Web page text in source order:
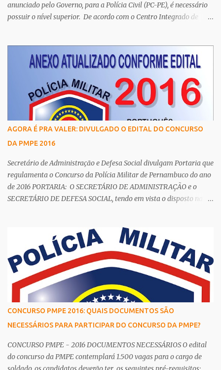
anunciado pelo Governo, para a Polícia Civil (PC-PE), é necessário
possuir o nível superior. De acordo com o Centro Integrado de
como de auxiliar de legista, auxiliar de perito, papiloscopista,
médico legista e perito criminal da Polícia Científica. Esta
AGORA É PRA VALER: DIVULGADO O EDITAL DO CONCURSO
DA PMPE 2016
Secretário de Administração e Defesa Social divulgam Portaria que
regulamenta o Concurso da Polícia Militar de Pernambuco do ano
de 2016 PORTARIA: O SECRETÁRIO DE ADMINISTRAÇÃO e o
SECRETÁRIO DE DEFESA SOCIAL, tendo em vista o disposto na Lei
de dezembro de 2015, da Câmara de Política de Pessoal – CPP, bem
como os termos da Lei nº 6.783, de 16 de outubro de 1974 (Estatuto
dos Policiais Militares do Estado de Pernambuco), da Lei 12.544de
30 de março de 2004 (Fixação de Efetivo da PMPE), da Lei
Complementar nº 108, de 14 de maio de 2008 (Ingresso nas
Corporações Militares do Estado), da Lei Complementar nº 320, de
23 de dezembro de 2015,
CONCURSO PMPE 2016: QUAIS DOCUMENTOS SÃO
NECESSÁRIOS PARA PARTICIPAR DO CONCURSO DA PMPE?
CONCURSO PMPE - 2016 DOCUMENTOS NECESSÁRIOS O edital
do concurso da PMPE contemplará 1.500 vagas para o cargo de